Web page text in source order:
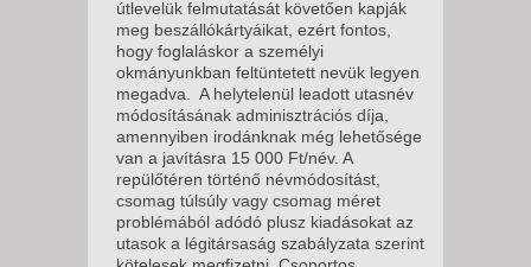
útlevelük felmutatását követően kapják
meg beszállókártyáikat, ezért fontos,
hogy foglaláskor a személyi
okmányunkban feltüntetett nevük legyen
megadva. A helytelenül leadott utasnév
módosításának adminisztrációs díja,
amennyiben irodánknak még lehetősége
van a javításra 15 000 Ft/név. A
repülőtéren történő névmódosítást,
csomag túlsúly vagy csomag méret
problémából adódó plusz kiadásokat az
utasok a légitársaság szabályzata szerint